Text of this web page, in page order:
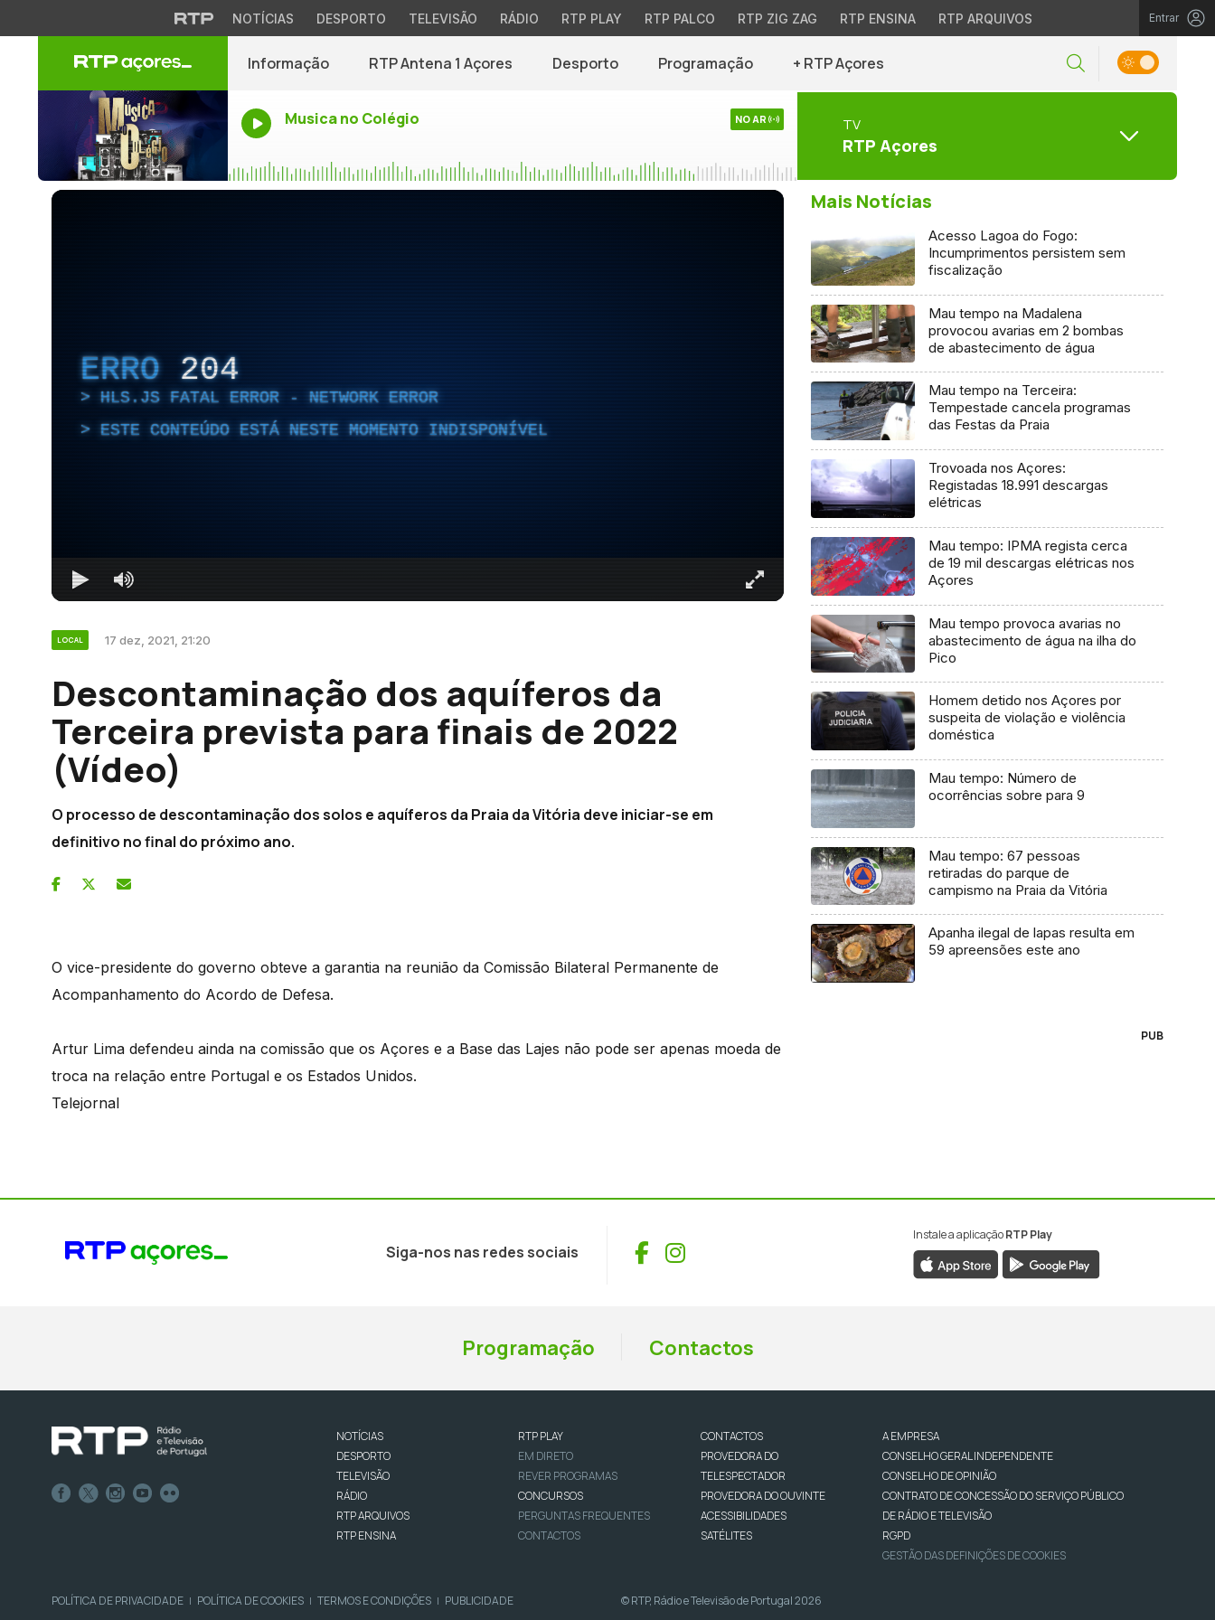
NOTÍCIAS DESPORTO TELEVISÃO RÁDIO RTP PLAY RTP PALCO RTP ZIG ZAG RTP ENSINA RTP ARQUIVOS Entrar
Informação RTP Antena 1 Açores Desporto Programação + RTP Açores
Musica no Colégio NO AR TV
RTP Açores
ERRO 204
HLS.JS FATAL ERROR - NETWORK ERROR
ESTE CONTEÚDO ESTÁ NESTE MOMENTO INDISPONÍVEL
LOCAL 17 dez, 2021, 21:20
Descontaminação dos aquíferos da
Terceira prevista para finais de 2022
(Vídeo)
O processo de descontaminação dos solos e aquíferos da Praia da Vitória deve iniciar-se em
definitivo no final do próximo ano.
O vice-presidente do governo obteve a garantia na reunião da Comissão Bilateral Permanente de
Acompanhamento do Acordo de Defesa.
Artur Lima defendeu ainda na comissão que os Açores e a Base das Lajes não pode ser apenas moeda de
troca na relação entre Portugal e os Estados Unidos.
Telejornal
Mais Notícias
Acesso Lagoa do Fogo:
Incumprimentos persistem sem
fiscalização
Mau tempo na Madalena
provocou avarias em 2 bombas
de abastecimento de água
Mau tempo na Terceira:
Tempestade cancela programas
das Festas da Praia
Trovoada nos Açores:
Registadas 18.991 descargas
elétricas
Mau tempo: IPMA regista cerca
de 19 mil descargas elétricas nos
Açores
Mau tempo provoca avarias no
abastecimento de água na ilha do
Pico
Homem detido nos Açores por
suspeita de violação e violência
doméstica
Mau tempo: Número de
ocorrências sobre para 9
Mau tempo: 67 pessoas
retiradas do parque de
campismo na Praia da Vitória
Apanha ilegal de lapas resulta em
59 apreensões este ano
PUB
Siga-nos nas redes sociais Facebook
Instagram
Instale a aplicaçãoRTP Play
Programação Contactos
NOTÍCIAS
DESPORTO
TELEVISÃO
RÁDIO
RTP ARQUIVOS
RTP ENSINA
RTP PLAY
EM DIRETO
REVER PROGRAMAS
CONCURSOS
PERGUNTAS FREQUENTES
CONTACTOS
CONTACTOS
PROVEDORA DO
TELESPECTADOR
PROVEDORA DO OUVINTE
ACESSIBILIDADES
SATÉLITES
A EMPRESA
CONSELHO GERAL INDEPENDENTE
CONSELHO DE OPINIÃO
CONTRATO DE CONCESSÃO DO SERVIÇO PÚBLICO
DE RÁDIO E TELEVISÃO
RGPD
GESTÃO DAS DEFINIÇÕES DE COOKIES
POLÍTICA DE PRIVACIDADE | POLÍTICA DE COOKIES | TERMOS E CONDIÇÕES | PUBLICIDADE © RTP, Rádio e Televisão de Portugal 2026